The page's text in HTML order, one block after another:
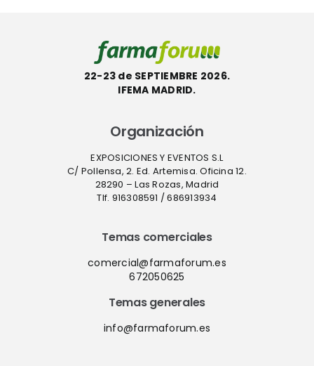
22-23 de SEPTIEMBRE 2026.
IFEMA MADRID.
Organización
EXPOSICIONES Y EVENTOS S.L
C/ Pollensa, 2. Ed. Artemisa. Oficina 12.
28290 – Las Rozas, Madrid
Tlf. 916308591 / 686913934
Temas comerciales
comercial@farmaforum.es
672050625
Temas generales
info@farmaforum.es